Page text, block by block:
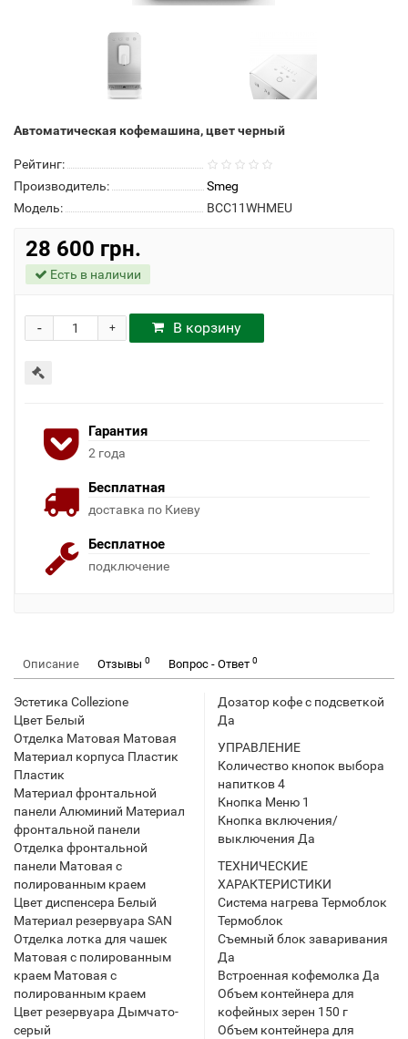
Автоматическая кофемашина, цвет черный
Рейтинг:
Производитель:
Smeg
Модель:
BCC11WHMEU
28 600 грн.
Есть в наличии
+
- В корзину
Гарантия
2 года
Бесплатная
доставка по Киеву
Бесплатное
подключение
Описание Отзывы 0 Вопрос - Ответ 0
Эстетика Collezione
Цвет Белый
Отделка Матовая Матовая
Материал корпуса Пластик
Пластик
Материал фронтальной
панели Алюминий Материал
фронтальной панели
Отделка фронтальной
панели Матовая с
полированным краем
Цвет диспенсера Белый
Материал резервуара SAN
Отделка лотка для чашек
Матовая с полированным
краем Матовая с
полированным краем
Цвет резервуара Дымчато-
серый
Дозатор кофе с подсветкой
Да
УПРАВЛЕНИЕ
Количество кнопок выбора
напитков 4
Кнопка Меню 1
Кнопка включения/
выключения Да
ТЕХНИЧЕСКИЕ
ХАРАКТЕРИСТИКИ
Система нагрева Термоблок
Термоблок
Съемный блок заваривания
Да
Встроенная кофемолка Да
Объем контейнера для
кофейных зерен 150 г
Объем контейнера для